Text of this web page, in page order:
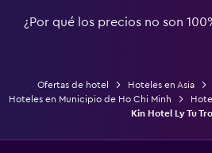
¿Por qué los precios no son
Ofertas de hotel Hoteles en Asia
Hoteles en Municipio de Ho Chi Minh
Kin Hotel Ly Tu